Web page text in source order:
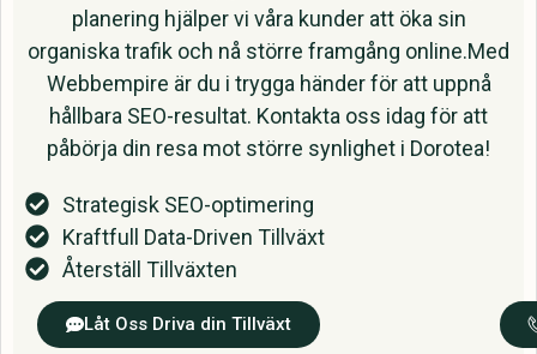
planering hjälper vi våra kunder att öka sin
organiska trafik och nå större framgång online.Med
Webbempire är du i trygga händer för att uppnå
hållbara SEO-resultat. Kontakta oss idag för att
påbörja din resa mot större synlighet i Dorotea!
Strategisk SEO-optimering
Kraftfull Data-Driven Tillväxt
Återställ Tillväxten
Låt Oss Driva din Tillväxt